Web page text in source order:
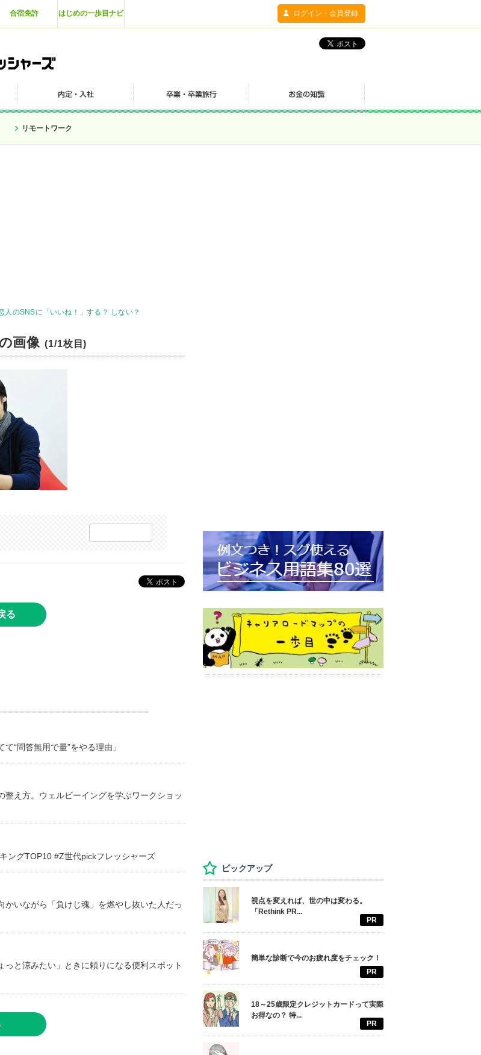
合宿免許 はじめの一歩目ナビ ログイン・会員登録
リモートワーク
人のSNSに「いいね！」する？ しない？
の画像(1/1枚目)
る
“問答無用で量”をやる理由」
え方。ウェルビーイングを学ぶワークショッ
ングTOP10 #Z世代pickフレッシャーズ
いながら「負けじ魂」を燃やし抜いた人だっ
っと涼みたい」ときに頼りになる便利スポット
ピックアップ
視点を変えれば、世の中は変わる。
「Rethink PR...
PR
簡単な診断で今のお疲れ度をチェック！
PR
18～25歳限定クレジットカードって実際
お得なの？ 特...
PR